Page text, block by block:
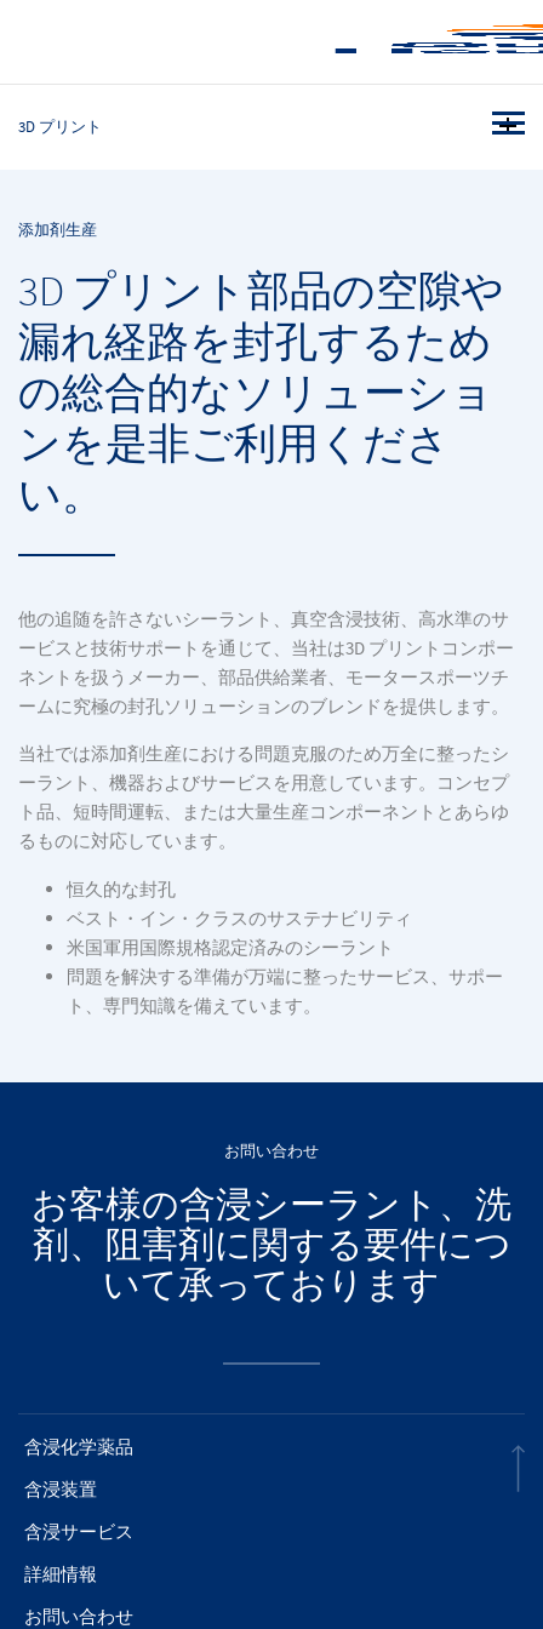
3D プリント
添加剤生産
3D プリント部品の空隙や
漏れ経路を封孔するため
の総合的なソリューショ
ンを是非ご利用くださ
い。
他の追随を許さないシーラント、真空含浸技術、高水準のサ
ービスと技術サポートを通じて、当社は3D プリントコンポー
ネントを扱うメーカー、部品供給業者、モータースポーツチ
ームに究極の封孔ソリューションのブレンドを提供します。
当社では添加剤生産における問題克服のため万全に整ったシ
ーラント、機器およびサービスを用意しています。コンセプ
ト品、短時間運転、または大量生産コンポーネントとあらゆ
るものに対応しています。
恒久的な封孔
ベスト・イン・クラスのサステナビリティ
米国軍用国際規格認定済みのシーラント
問題を解決する準備が万端に整ったサービス、サポー
ト、専門知識を備えています。
お問い合わせ
お客様の含浸シーラント、洗
剤、阻害剤に関する要件につ
いて承っております
含浸化学薬品
含浸装置
含浸サービス
詳細情報
お問い合わせ